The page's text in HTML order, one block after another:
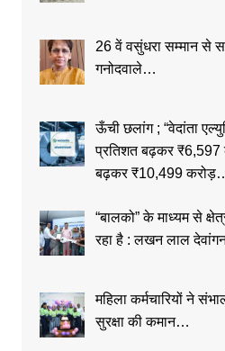
26 वें वसुंधरा सम्मान से
गनोदवाले…
ऊँची छलांग ; “वेदांता
प्रतिशत बढ़कर ₹6,597
बढ़कर ₹10,499
“बालको” के माध्यम से
रहा है : लखन लाल
महिला कर्मचारियों ने
सुरक्षा की कमान…